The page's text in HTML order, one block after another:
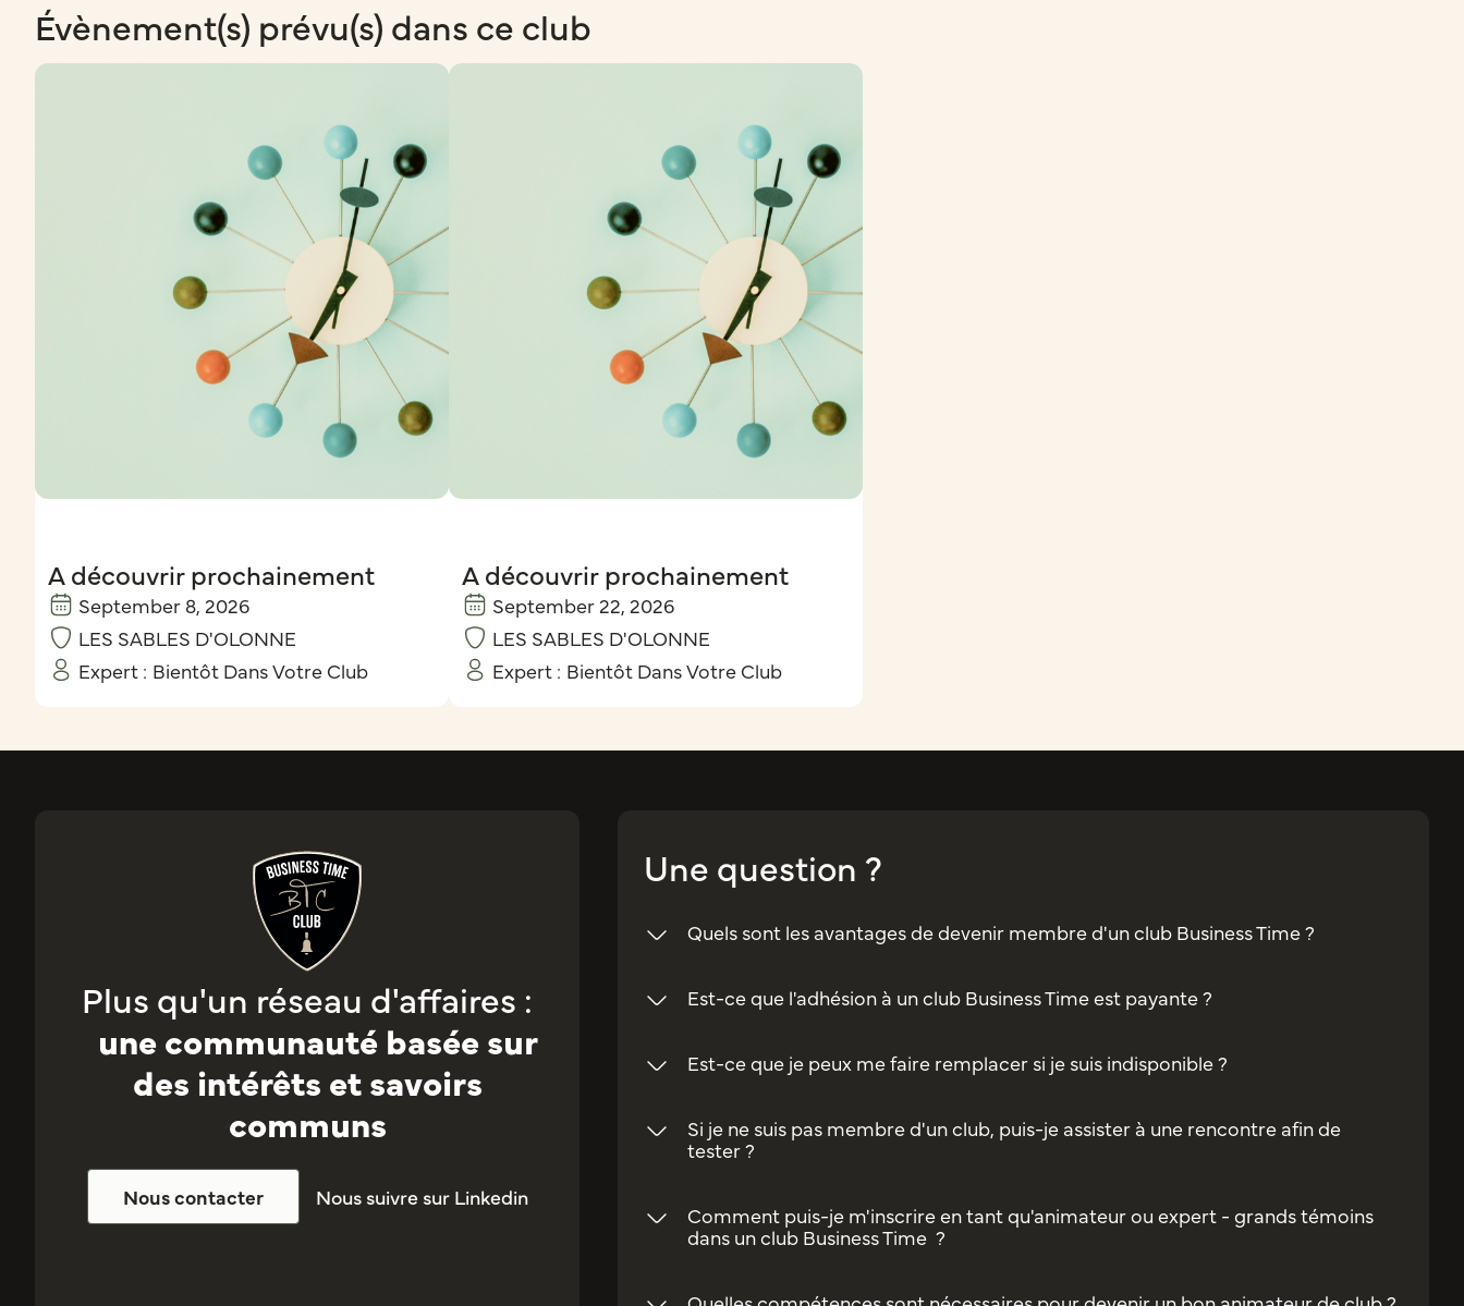
Évènement(s) prévu(s) dans ce club
A découvrir prochainement
September 8, 2026
LES SABLES D'OLONNE
Expert : Bientôt Dans Votre Club
A découvrir prochainement
September 22, 2026
LES SABLES D'OLONNE
Expert : Bientôt Dans Votre Club
Plus qu'un réseau d'affaires :
une communauté basée sur
des intérêts et savoirs
communs
Nous contacter Nous suivre sur Linkedin
Une question ?
Quels sont les avantages de devenir membre d'un club Business Time ?
Est-ce que l'adhésion à un club Business Time est payante ?
Est-ce que je peux me faire remplacer si je suis indisponible ?
Si je ne suis pas membre d'un club, puis-je assister à une rencontre afin de
tester ?
Comment puis-je m'inscrire en tant qu'animateur ou expert - grands témoins
dans un club Business Time ?